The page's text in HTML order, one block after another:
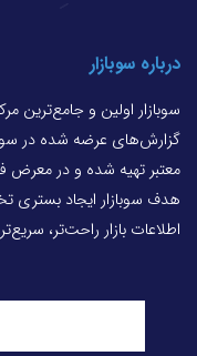
درباره سوبازار
سوبازار اولین و جامع‌ترین
گزارش‌های عرضه شده در
معتبر تهیه شده و در معرض
هدف سوبازار ایجاد بستری
اطلاعات بازار راحت‌تر،